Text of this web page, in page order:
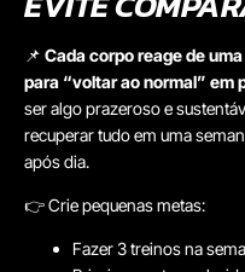
📌 Cada corpo reage de
para “voltar ao normal” em
ser algo prazeroso e
recuperar tudo em uma
após dia.
👉 Crie pequenas metas:
Fazer 3 treinos na